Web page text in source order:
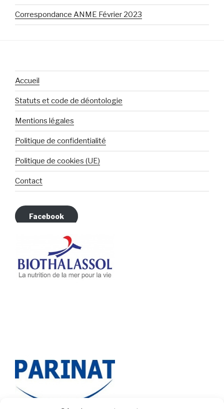
Correspondance ANME Février 2023
Accueil
Statuts et code de déontologie
Mentions légales
Politique de confidentialité
Politique de cookies (UE)
Contact
Facebook